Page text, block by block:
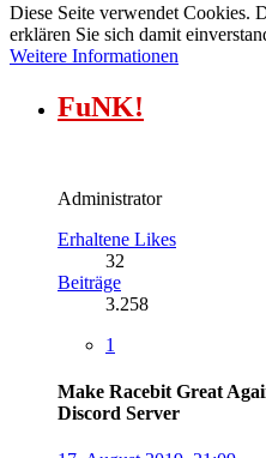
Diese Seite verwendet Cookies.
erklären Sie sich damit
Weitere Informationen
FuNK!
Administrator
Erhaltene Likes
32
Beiträge
3.258
1
Make Racebit Great
Discord Server